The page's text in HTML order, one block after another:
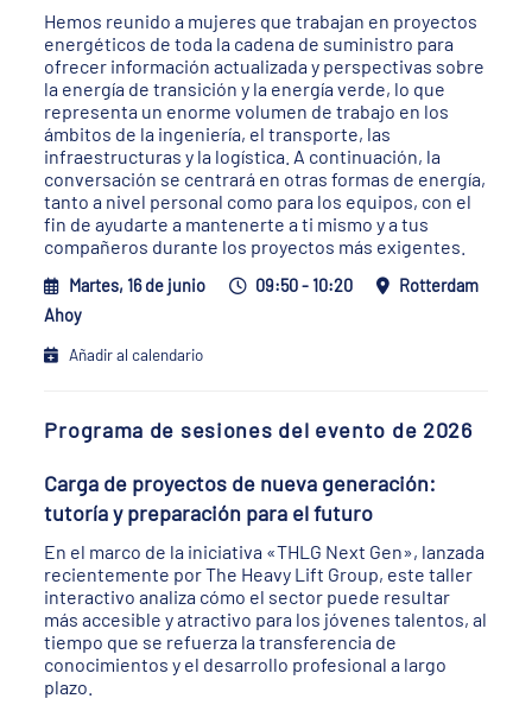
Hemos reunido a mujeres que trabajan en proyectos
energéticos de toda la cadena de suministro para
ofrecer información actualizada y perspectivas sobre
la energía de transición y la energía verde, lo que
representa un enorme volumen de trabajo en los
ámbitos de la ingeniería, el transporte, las
infraestructuras y la logística. A continuación, la
conversación se centrará en otras formas de energía,
tanto a nivel personal como para los equipos, con el
fin de ayudarte a mantenerte a ti mismo y a tus
compañeros durante los proyectos más exigentes.
Martes, 16 de junio 09:50 - 10:20
Rotterdam
Ahoy
Añadir al calendario
Programa de sesiones del evento de 2026
Carga de proyectos de nueva generación:
tutoría y preparación para el futuro
En el marco de la iniciativa «THLG Next Gen», lanzada
recientemente por The Heavy Lift Group, este taller
interactivo analiza cómo el sector puede resultar
más accesible y atractivo para los jóvenes talentos, al
tiempo que se refuerza la transferencia de
conocimientos y el desarrollo profesional a largo
plazo.